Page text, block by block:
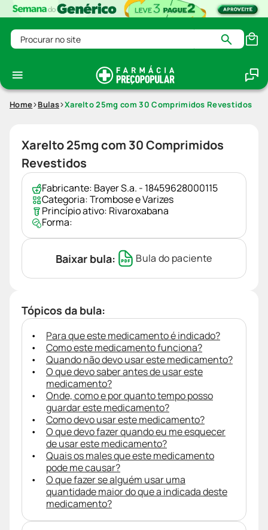
Procurar no site
Home Bulas Xarelto 25mg com 30 Comprimidos Revestidos
Xarelto 25mg com 30 Comprimidos
Revestidos
Fabricante: Bayer S.a. - 18459628000115
Categoria:Trombose e Varizes
Princípio ativo: Rivaroxabana
Forma:
Baixar bula: Bula do paciente
Tópicos da bula:
Para que este medicamento é indicado?
Como este medicamento funciona?
Quando não devo usar este medicamento?
O que devo saber antes de usar este
medicamento?
Onde, como e por quanto tempo posso
guardar este medicamento?
Como devo usar este medicamento?
O que devo fazer quando eu me esquecer
de usar este medicamento?
Quais os males que este medicamento
pode me causar?
O que fazer se alguém usar uma
quantidade maior do que a indicada deste
medicamento?